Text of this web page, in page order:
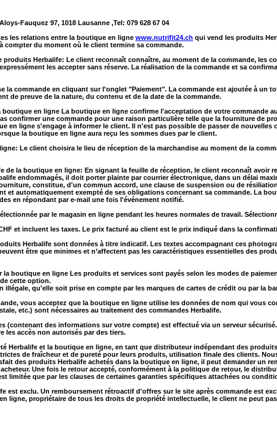
Fauquez 97, 1018 Lausanne ,Tel: 079 628 67 04
les relations entre la boutique en ligne www.nutrifit24.ch qui vend les produits
compter du moment où le client termine sa commande.
Herbalife: Le client reconnaît connaître, au moment de la commande,
les accepter sans réserve. La réalisation de la commande et sa
la commande en cliquant sur l'onglet "Paiement". La commande est ajoutée à
de preuve de la nature, du contenu et de la date de la commande.
en ligne La boutique en ligne confirme l'acceptation de votre commande
confirmer une commande pour une raison particulière telle que la fourniture de
en ligne s'engage à informer le client. Il n'est pas possible de passer de
la boutique en ligne aura reçu les sommes dues par le client.
Le client choisira le lieu de réception de la marchandise au moment de la
de la boutique en ligne: En signant la feuille de réception, le client reconnaît
endommagés, il doit porter plainte par courrier électronique, dans un délai
constitue, d'un commun accord, une clause de suspension ou de
et automatiquement exempté de ses obligations concernant sa commande. La
en répondant par e-mail une fois l'événement notifié.
par le magasin en ligne pendant les heures normales de travail.
et incluent les taxes. Le prix facturé au client est le prix indiqué dans la
Herbalife sont données à titre indicatif. Les textes accompagnant ces
être que minimes et n’affectent pas les caractéristiques essentielles des
boutique en ligne Les produits et services sont payés selon les modes de
cette option.
illégale, qu'elle soit prise en compte par les marques de cartes de crédit ou par
vous acceptez que la boutique en ligne utilise les données de nom qui vous
etc.) sont nécessaires au traitement des commandes Herbalife.
(contenant des informations sur votre compte) est effectué via un serveur
les accès non autorisés par des tiers.
Herbalife et la boutique en ligne, en tant que distributeur indépendant des
de fraîcheur et de pureté pour leurs produits, utilisation finale des clients.
des produits Herbalife achetés dans la boutique en ligne, il peut demander un
Une fois le retour accepté, conformément à la politique de retour, le
limitée que par les clauses de certaines garanties spécifiques attachées ou
est exclu. Un remboursement rétroactif d'offres sur le site après commande est
ligne, propriétaire de tous les droits de propriété intellectuelle, le client ne peut